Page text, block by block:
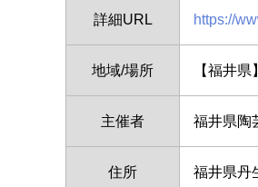
詳細URL https://
地域/場所 【福井
主催者 福井県陶
住所 福井県丹